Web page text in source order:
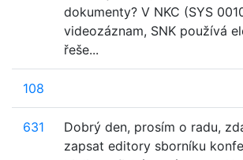
dokumenty? V NKC (SYS
videozáznam, SNK používá
řeše...
108
631
Dobrý den, prosím o radu,
zapsat editory sborníku